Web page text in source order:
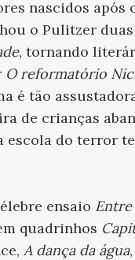
nascidos
o Pulitzer duas
, tornando
O reformatório
é tão
de crianças
escola do terror
ensaio
quadrinhos
A dança da água